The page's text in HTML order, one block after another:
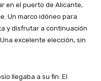
en el puerto de Alicante,
Un marco idóneo para
y disfrutar a continuación
excelente elección, sin
llegaba a su fin. El